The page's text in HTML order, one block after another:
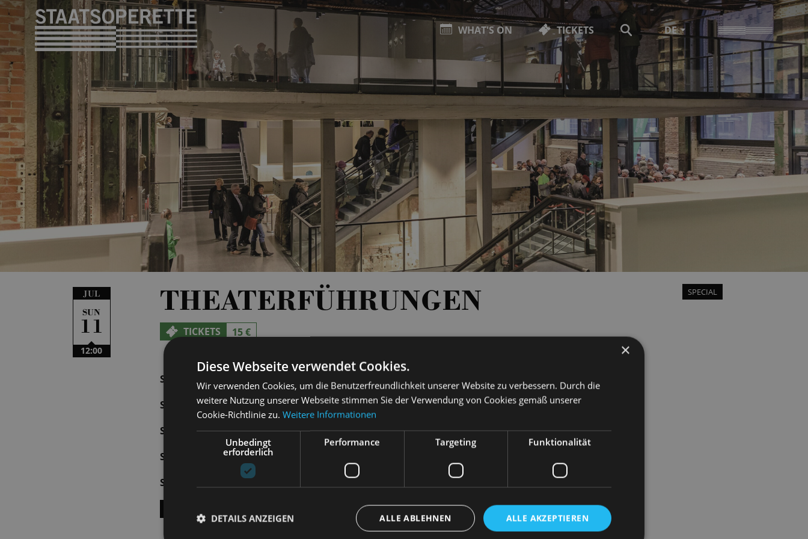
WHAT'S ON TICKETS DE
JUL
SUN
11
12:00
SPECIAL
THEATERFÜHRUNGEN
TICKETS 15 €
SUN | 27.09.2026 | 12:00 - 13:00 TICKETS
15 €
SUN | 04.10.2026 | 12:00 - 13:00
TICKETS
15 €
SUN | 25.10.2026 | 12:00 - 13:00
TICKETS
15 €
SUN | 08.11.2026 | 12:00 - 13:00
15 €
SUN | 22.11.2026 | 12:00 - 13:00
TICKETS
15 €
×
Diese Webseite verwendet Cookies.
Wir verwenden Cookies, um die Benutzerfreundlichkeit unserer Website zu verbessern. Durch die
weitere Nutzung unserer Webseite stimmen Sie der Verwendung von Cookies gemäß unserer
Cookie-Richtlinie zu. Weitere Informationen
Unbedingt
erforderlich
Performance Targeting Funktionalität
ALLE AKZEPTIEREN
ALLE ABLEHNEN
DETAILS ANZEIGEN